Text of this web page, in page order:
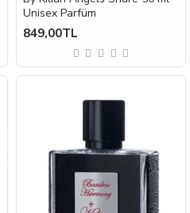
Unisex Parfüm
849,00TL